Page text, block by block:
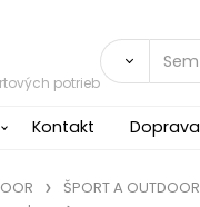
potrieb
Kontakt Doprava
ŠPORT A OUTDOOR